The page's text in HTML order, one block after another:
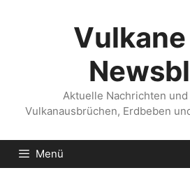
Aktuelle Nachrichten und
Vulkanausbrüchen, Erdbeben
Menü